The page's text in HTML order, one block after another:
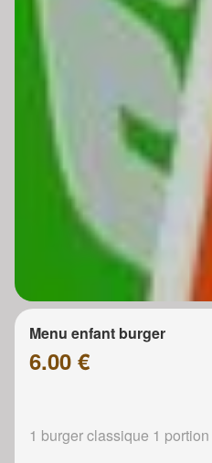
Menu enfant burger
6.00 €
1 burger classique 1